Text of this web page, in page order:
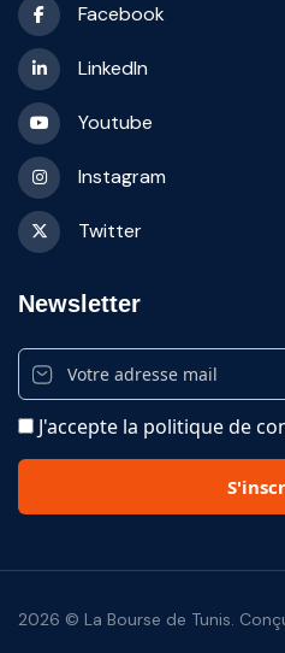
Facebook
LinkedIn
Youtube
Instagram
Twitter
Newsletter
J'accepte la politique de
2026 © La Bourse de Tunis.